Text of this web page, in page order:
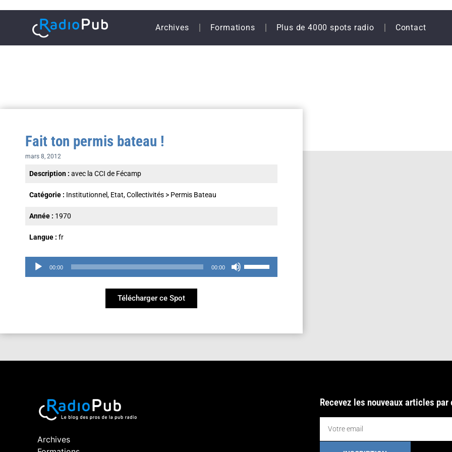
Archives Formations Plus de 4000 spots radio Contact
Fait ton permis bateau !
mars 8, 2012
Description : avec la CCI de Fécamp
Catégorie : Institutionnel, Etat, Collectivités > Permis Bateau
Année : 1970
Langue : fr
Lecteur00:00 00:00
ou
le
Télécharger ce Spot
Archives
Recevez les nouveaux articles par